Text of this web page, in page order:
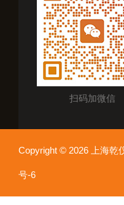
扫码加微信
Copyright © 2026 上海
号-6